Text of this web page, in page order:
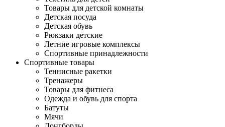
Товары для детской комнаты
Детская посуда
Детская обувь
Рюкзаки детские
Летние игровые комплексы
Спортивные принадлежности
Спортивные товары
Теннисные ракетки
Тренажеры
Товары для фитнеса
Одежда и обувь для спорта
Батуты
Мячи